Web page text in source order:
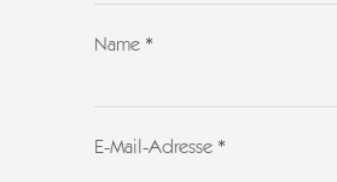
Name *
E-Mail-Adresse *